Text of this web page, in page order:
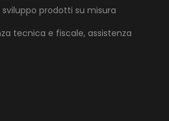
prodotti su misura
tecnica e fiscale, assistenza